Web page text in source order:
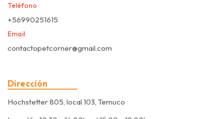
Teléfono
+56990251615
Email
contactopetcorner@gmail.com
Dirección
Hochstetter 805, local 103, Temuco